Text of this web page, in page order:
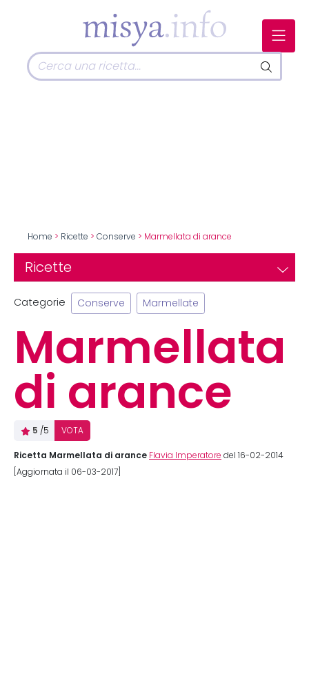
Home > Ricette > Conserve > Marmellata di arance
Ricette
Categorie Conserve Marmellate
Marmellata
di arance
5 /5 VOTA
Ricetta Marmellata di arance Flavia Imperatore del 16-02-2014
[Aggiornata il 06-03-2017]